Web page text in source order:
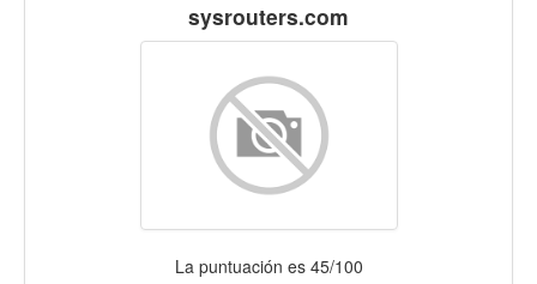
sysrouters.com
La puntuación es 45/100